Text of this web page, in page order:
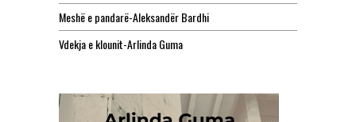
Meshë e pandarë-Aleksandër Bardhi
Vdekja e klounit-Arlinda Guma